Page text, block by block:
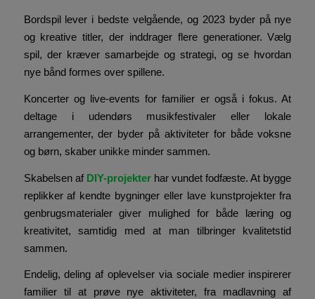
Bordspil lever i bedste velgående, og 2023 byder på nye
og kreative titler, der inddrager flere generationer. Vælg
spil, der kræver samarbejde og strategi, og se hvordan
nye bånd formes over spillene.
Koncerter og live-events for familier er også i fokus. At
deltage i udendørs musikfestivaler eller lokale
arrangementer, der byder på aktiviteter for både voksne
og børn, skaber unikke minder sammen.
Skabelsen af DIY-projekterhar vundet fodfæste. At bygge
replikker af kendte bygninger eller lave kunstprojekter fra
genbrugsmaterialer giver mulighed for både læring og
kreativitet, samtidig med at man tilbringer kvalitetstid
sammen.
Endelig, deling af oplevelser via sociale medier inspirerer
familier til at prøve nye aktiviteter, fra madlavning af